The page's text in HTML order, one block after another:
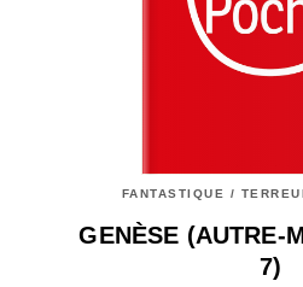
FANTASTIQUE /
GENÈSE (AUTRE-
7)